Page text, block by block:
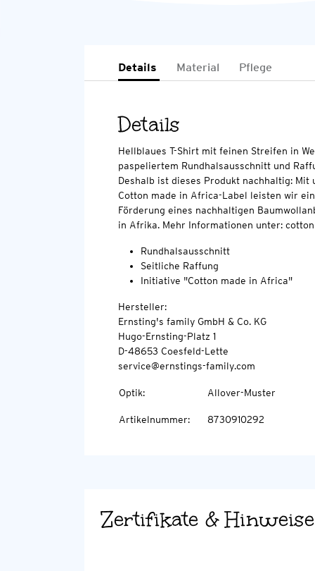
Details Material Pflege
Details
Hellblaues T-Shirt mit feinen Streifen in
paspeliertem Rundhalsausschnitt und
Deshalb ist dieses Produkt nachhaltig: Mit
Cotton made in Africa-Label leisten wir
Förderung eines nachhaltigen
in Afrika. Mehr Informationen unter:
Rundhalsausschnitt
Seitliche Raffung
Initiative "Cotton made in Africa"
Hersteller:
Ernsting's family GmbH & Co. KG
Hugo-Ernsting-Platz 1
D-48653 Coesfeld-Lette
service@ernstings-family.com
Optik: Allover-Muster
Artikelnummer: 8730910292
Zertifikate & Hinweise